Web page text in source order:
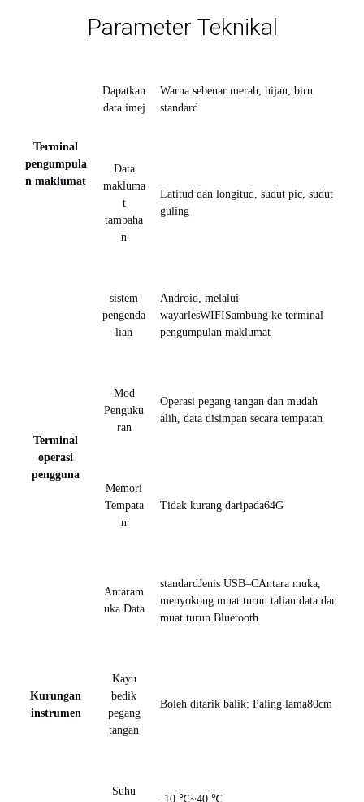
Parameter Teknikal
Terminal
pengumpula
n maklumat
Dapatkan
data imej
Warna sebenar merah, hijau, biru
standard
Data
makluma
t
tambaha
n
Latitud dan longitud, sudut pic, sudut
guling
Terminal
operasi
pengguna
sistem
pengenda
lian
Android, melalui
wayarlesWIFISambung ke terminal
pengumpulan maklumat
Mod
Penguku
ran
Operasi pegang tangan dan mudah
alih, data disimpan secara tempatan
Memori
Tempata
n
Tidak kurang daripada64G
Antaram
uka Data
standardJenis USB–CAntara muka,
menyokong muat turun talian data dan
muat turun Bluetooth
Kurungan
instrumen
Kayu
bedik
pegang
tangan
Boleh ditarik balik: Paling lama80cm
Suhu
-10 ℃~40 ℃